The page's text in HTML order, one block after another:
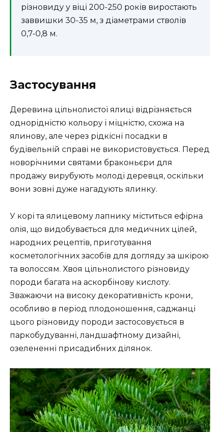
різновиду у віці 200-250 років виростають
заввишки 30-35 м, з діаметрами стволів
0,7-0,8 м.
Застосування
Деревина цільнолистої ялиці відрізняється
однорідністю кольору і міцністю, схожа на
ялинову, але через рідкісні посадки в
будівельній справі не використовується. Перед
новорічними святами браконьєри для
продажу вирубують молоді деревця, оскільки
вони зовні дуже нагадують ялинку.
У корі та ялицевому лапнику міститься ефірна
олія, що видобувається для медичних цілей,
народних рецептів, приготування
косметологічних засобів для догляду за шкірою
та волоссям. Хвоя цільнолистого різновиду
породи багата на аскорбінову кислоту.
Зважаючи на високу декоративність крони,
особливо в період плодоношення, саджанці
цього різновиду породи застосовується в
паркобудуванні, ландшафтному дизайні,
озелененні присадибних ділянок.